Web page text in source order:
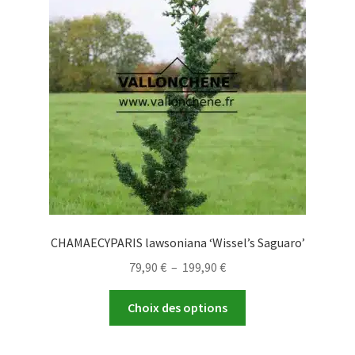
peuvent
être
choisies
sur
la
page
CHAMAECYPARIS lawsoniana ‘Wissel’s Saguaro’
79,90 € – 199,90 €Plage
prix :
79,90 €
Choix des options